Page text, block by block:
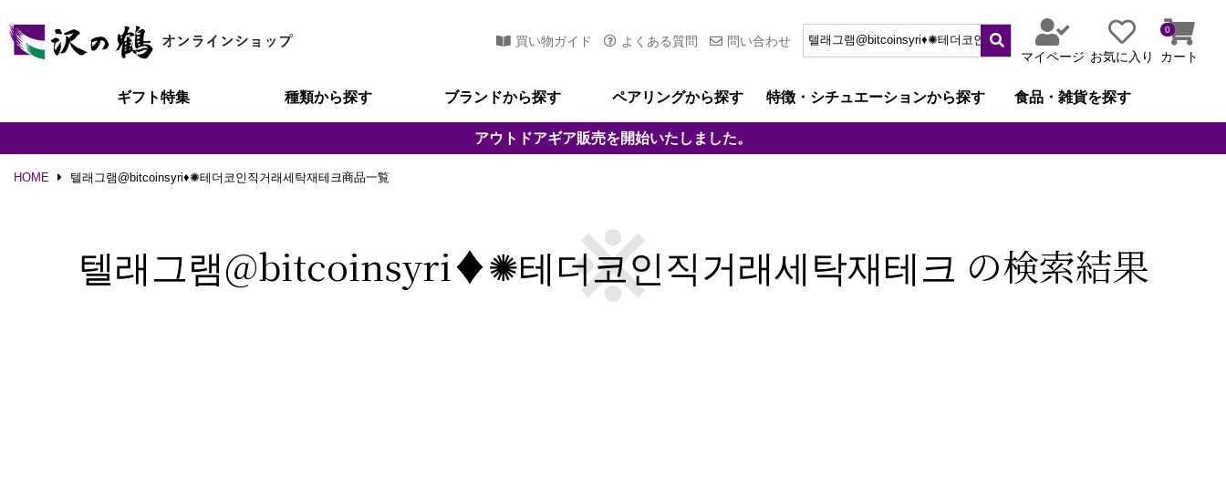
買い物ガイド よくある質問
問い合わせ
マイページ お気に入り
0
カート
ギフト特集 種類から探す ブランドから探す ペアリングから探す 特徴・シチュエーションから探す 食品・雑貨を探す
アウトドアギア販売を開始いたしました。
HOME 텔래그램@bitcoinsyri♦✺테더코인직거래세탁재테크商品一覧
텔래그램@bitcoinsyri♦✺테더코인직거래세탁재테크 の検索結果